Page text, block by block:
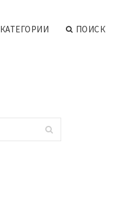
КАТЕГОРИИ ПОИСК